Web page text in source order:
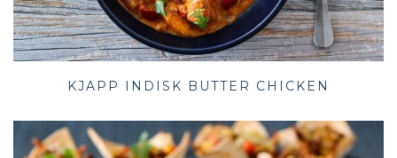
KJAPP INDISK BUTTER CHICKEN